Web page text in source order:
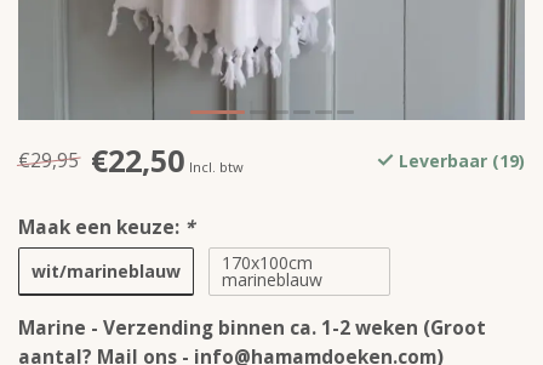
€29,95 €22,50 Incl. btw Leverbaar (19)
Maak een keuze: *
wit/marineblauw 170x100cm
marineblauw
Marine - Verzending binnen ca. 1-2 weken (Groot
aantal? Mail ons - info@hamamdoeken.com)